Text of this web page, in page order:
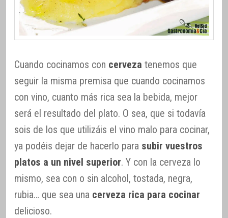
Cuando cocinamos con cerveza tenemos que
seguir la misma premisa que cuando cocinamos
con vino, cuanto más rica sea la bebida, mejor
será el resultado del plato. O sea, que si todavía
sois de los que utilizáis el vino malo para cocinar,
ya podéis dejar de hacerlo para subir vuestros
platos a un nivel superior. Y con la cerveza lo
mismo, sea con o sin alcohol, tostada, negra,
rubia… que sea una cerveza rica para cocinar
delicioso.